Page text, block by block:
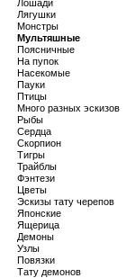
Лошади
Лягушки
Монстры
Мультяшные
Поясничные
На пупок
Насекомые
Пауки
Птицы
Много разных эскизов
Рыбы
Сердца
Скорпион
Тигры
Трайблы
Фэнтези
Цветы
Эскизы тату черепов
Японские
Ящерица
Демоны
Узлы
Повязки
Тату демонов